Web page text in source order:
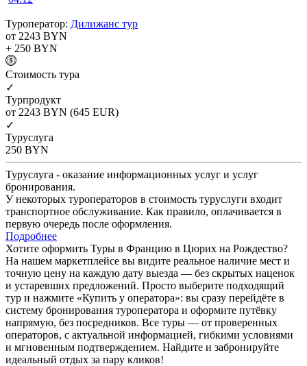
Туроператор: Дилижанс тур
от 2243 BYN
+ 250 BYN
Cтоимость тура
✓
Турпродукт
от 2243 BYN (645 EUR)
✓
Туруслуга
250 BYN
Туруслуга - оказание информационных услуг и услуг
бронирования.
У некоторых туроператоров в стоимость туруслуги входит
транспортное обслуживание. Как правило, оплачивается в
первую очередь после оформления.
Подробнее
Хотите оформить Туры в Францию в Цюрих на Рождество?
На нашем маркетплейсе вы видите реальное наличие мест и
точную цену на каждую дату выезда — без скрытых наценок
и устаревших предложений. Просто выберите подходящий
тур и нажмите «Купить у оператора»: вы сразу перейдёте в
систему бронирования туроператора и оформите путёвку
напрямую, без посредников. Все туры — от проверенных
операторов, с актуальной информацией, гибкими условиями
и мгновенным подтверждением. Найдите и забронируйте
идеальный отдых за пару кликов!